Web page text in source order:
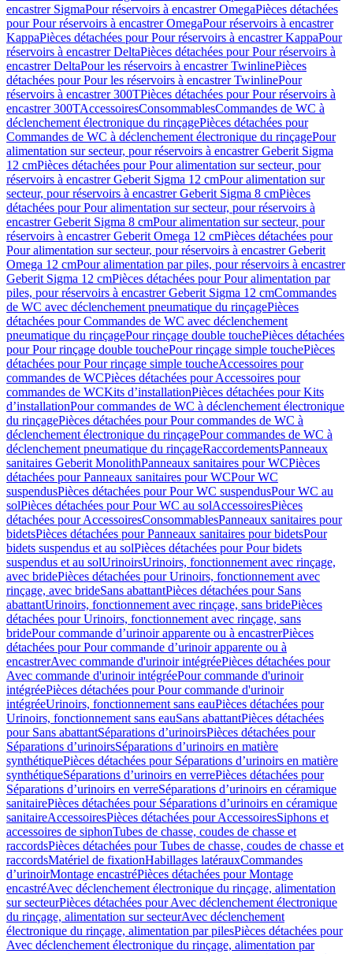
encastrer SigmaPour réservoirs à encastrer OmegaPièces détachées
pour Pour réservoirs à encastrer OmegaPour réservoirs à encastrer
KappaPièces détachées pour Pour réservoirs à encastrer KappaPour
réservoirs à encastrer DeltaPièces détachées pour Pour réservoirs à
encastrer DeltaPour les réservoirs à encastrer TwinlinePièces
détachées pour Pour les réservoirs à encastrer TwinlinePour
réservoirs à encastrer 300TPièces détachées pour Pour réservoirs à
encastrer 300TAccessoiresConsommablesCommandes de WC à
déclenchement électronique du rinçagePièces détachées pour
Commandes de WC à déclenchement électronique du rinçagePour
alimentation sur secteur, pour réservoirs à encastrer Geberit Sigma
12 cmPièces détachées pour Pour alimentation sur secteur, pour
réservoirs à encastrer Geberit Sigma 12 cmPour alimentation sur
secteur, pour réservoirs à encastrer Geberit Sigma 8 cmPièces
détachées pour Pour alimentation sur secteur, pour réservoirs à
encastrer Geberit Sigma 8 cmPour alimentation sur secteur, pour
réservoirs à encastrer Geberit Omega 12 cmPièces détachées pour
Pour alimentation sur secteur, pour réservoirs à encastrer Geberit
Omega 12 cmPour alimentation par piles, pour réservoirs à encastrer
Geberit Sigma 12 cmPièces détachées pour Pour alimentation par
piles, pour réservoirs à encastrer Geberit Sigma 12 cmCommandes
de WC avec déclenchement pneumatique du rinçagePièces
détachées pour Commandes de WC avec déclenchement
pneumatique du rinçagePour rinçage double touchePièces détachées
pour Pour rinçage double touchePour rinçage simple touchePièces
détachées pour Pour rinçage simple toucheAccessoires pour
commandes de WCPièces détachées pour Accessoires pour
commandes de WCKits d’installationPièces détachées pour Kits
d’installationPour commandes de WC à déclenchement électronique
du rinçagePièces détachées pour Pour commandes de WC à
déclenchement électronique du rinçagePour commandes de WC à
déclenchement pneumatique du rinçageRaccordementsPanneaux
sanitaires Geberit MonolithPanneaux sanitaires pour WCPièces
détachées pour Panneaux sanitaires pour WCPour WC
suspendusPièces détachées pour Pour WC suspendusPour WC au
solPièces détachées pour Pour WC au solAccessoiresPièces
détachées pour AccessoiresConsommablesPanneaux sanitaires pour
bidetsPièces détachées pour Panneaux sanitaires pour bidetsPour
bidets suspendus et au solPièces détachées pour Pour bidets
suspendus et au solUrinoirsUrinoirs, fonctionnement avec rinçage,
avec bridePièces détachées pour Urinoirs, fonctionnement avec
rinçage, avec brideSans abattantPièces détachées pour Sans
abattantUrinoirs, fonctionnement avec rinçage, sans bridePièces
détachées pour Urinoirs, fonctionnement avec rinçage, sans
bridePour commande d’urinoir apparente ou à encastrerPièces
détachées pour Pour commande d’urinoir apparente ou à
encastrerAvec commande d'urinoir intégréePièces détachées pour
Avec commande d'urinoir intégréePour commande d'urinoir
intégréePièces détachées pour Pour commande d'urinoir
intégréeUrinoirs, fonctionnement sans eauPièces détachées pour
Urinoirs, fonctionnement sans eauSans abattantPièces détachées
pour Sans abattantSéparations d’urinoirsPièces détachées pour
Séparations d’urinoirsSéparations d’urinoirs en matière
synthétiquePièces détachées pour Séparations d’urinoirs en matière
synthétiqueSéparations d’urinoirs en verrePièces détachées pour
Séparations d’urinoirs en verreSéparations d’urinoirs en céramique
sanitairePièces détachées pour Séparations d’urinoirs en céramique
sanitaireAccessoiresPièces détachées pour AccessoiresSiphons et
accessoires de siphonTubes de chasse, coudes de chasse et
raccordsPièces détachées pour Tubes de chasse, coudes de chasse et
raccordsMatériel de fixationHabillages latérauxCommandes
dʼurinoirMontage encastréPièces détachées pour Montage
encastréAvec déclenchement électronique du rinçage, alimentation
sur secteurPièces détachées pour Avec déclenchement électronique
du rinçage, alimentation sur secteurAvec déclenchement
électronique du rinçage, alimentation par pilesPièces détachées pour
Avec déclenchement électronique du rinçage, alimentation par